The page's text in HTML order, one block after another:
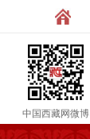
中国西藏网微博